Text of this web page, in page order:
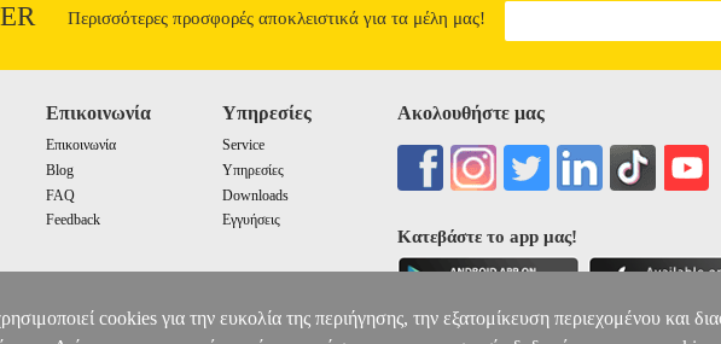
Περισσότερες προσφορές αποκλειστικά για τα μέλη μας!
Επικοινωνία
Επικοινωνία
Blog
FAQ
Feedback
Υπηρεσίες
Service
Υπηρεσίες
Downloads
Εγγυήσεις
Ακολουθήστε μας
Κατεβάστε το app μας!
cookies για την ευκολία της περιήγησης, την εξατομίκευση περιεχομένου και